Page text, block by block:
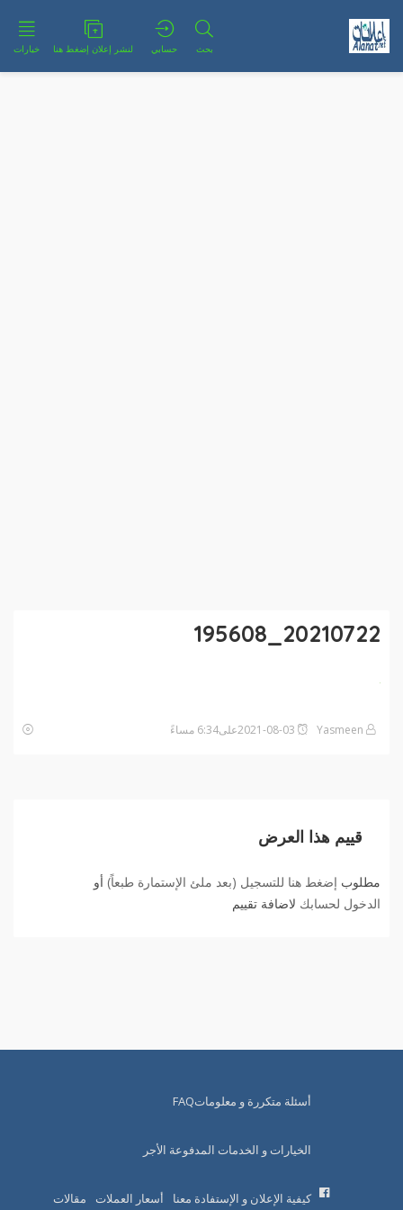
بحث حسابي لنشر إعلان إضغط هنا خيارات
20210722_195608
قييم هذا العرض
مطلوب إضغط هنا للتسجيل (بعد ملئ الإستمارة طبعاً) أو
الدخول لحسابك لاضافة تقييم
أسئلة متكررة و معلوماتFAQ
الخيارات و الخدمات المدفوعة الأجر
كيفية الإعلان و الإستفادة معنا أسعار العملات مقالات